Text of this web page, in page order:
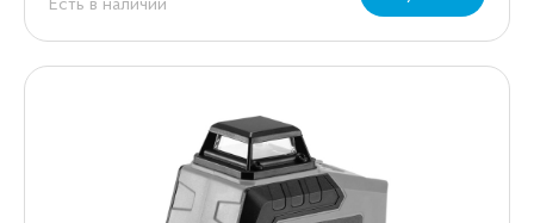
Есть в наличии